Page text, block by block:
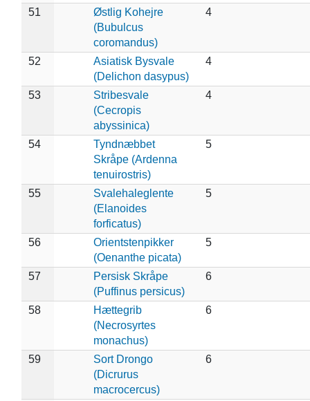
51
Østlig Kohejre
(Bubulcus
coromandus)
4
52
Asiatisk Bysvale
(Delichon dasypus)
4
53
Stribesvale
(Cecropis
abyssinica)
4
54
Tyndnæbbet
Skråpe (Ardenna
tenuirostris)
5
55
Svalehaleglente
(Elanoides
forficatus)
5
56
Orientstenpikker
(Oenanthe picata)
5
57
Persisk Skråpe
(Puffinus persicus)
6
58
Hættegrib
(Necrosyrtes
monachus)
6
59
Sort Drongo
(Dicrurus
macrocercus)
6